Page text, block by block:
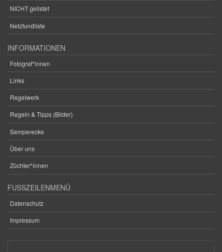
NICHT gelistet
Netzfundliste
INFORMATIONEN
Fotograf*innen
Links
Regelwerk
Regeln & Tipps (Bilder)
Semperecke
Über uns
Züchter*innen
FUSSZEILENMENÜ
Datenschutz
Impressum